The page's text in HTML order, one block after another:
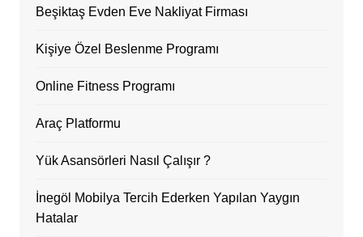
Beşiktaş Evden Eve Nakliyat Firması
Kişiye Özel Beslenme Programı
Online Fitness Programı
Araç Platformu
Yük Asansörleri Nasıl Çalışır ?
İnegöl Mobilya Tercih Ederken Yapılan Yaygın
Hatalar